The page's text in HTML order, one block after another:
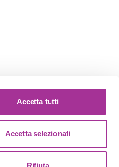
Accetta tutti
Accetta selezionati
Rifiuta